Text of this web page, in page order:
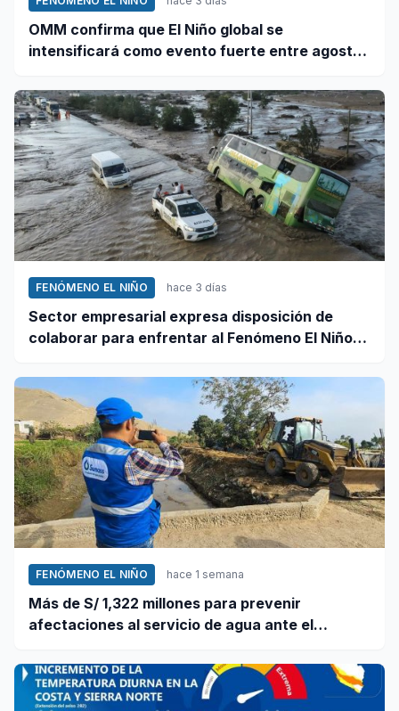
OMM confirma que El Niño global se
intensificará como evento fuerte entre agosto
FENÓMENO EL NIÑO hace 3 días
Sector empresarial expresa disposición de
colaborar para enfrentar al Fenómeno El Niño,
FENÓMENO EL NIÑO hace 1 semana
Más de S/ 1,322 millones para prevenir
afectaciones al servicio de agua ante el